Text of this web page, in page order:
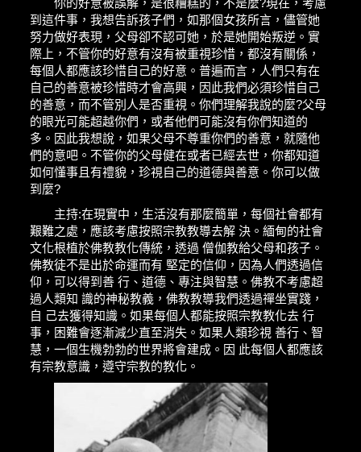
你的好意被誤解，是很糟糕的，不是麼?現在，考慮
到這件事，我想告訴孩子們，如那個女孩所言，儘管她
努力做好表現，父母卻不認可她，於是她開始叛逆。實
際上，不管你的好意有沒有被重視珍惜，都沒有關係，
每個人都應該珍惜自己的好意。普遍而言，人們只有在
自己的善意被珍惜時才會高興，因此我們必須珍惜自己
的善意，而不管別人是否重視。你們理解我說的麼?父母
的眼光可能超越你們，或者他們可能沒有你們知道的
多。因此我想說，如果父母不尊重你們的善意，就隨他
們的意吧。不管你的父母健在或者已經去世，你都知道
如何懂事且有禮貌，珍視自己的道德與善意。你可以做
到麼?
主持:在現實中，生活沒有那麼簡單，每個社會都有
艱難之處，應該考慮按照宗教教導去解 決。緬甸的社會
文化根植於佛教教化傳統，透過 僧伽教給父母和孩子。
佛教徒不是出於命運而有 堅定的信仰，因為人們透過信
仰，可以得到善 行、道德、專注與智慧。佛教不考慮超
過人類知 識的神秘教義，佛教教導我們透過禪坐實踐，
自 己去獲得知識。如果每個人都能按照宗教教化去 行
事，困難會逐漸減少直至消失。如果人類珍視 善行、智
慧，一個生機勃勃的世界將會建成。因 此每個人都應該
有宗教意識，遵守宗教的教化。